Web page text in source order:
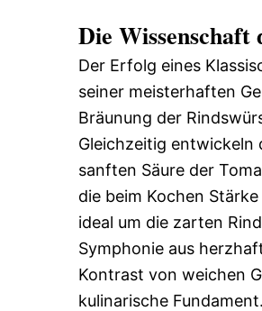
Die
Der Erfolg eines
seiner meisterhaften
Bräunung der
Gleichzeitig entwickeln
sanften Säure der
die beim Kochen
ideal um die zarten
Symphonie aus
Kontrast von weichen
kulinarische Fundament.